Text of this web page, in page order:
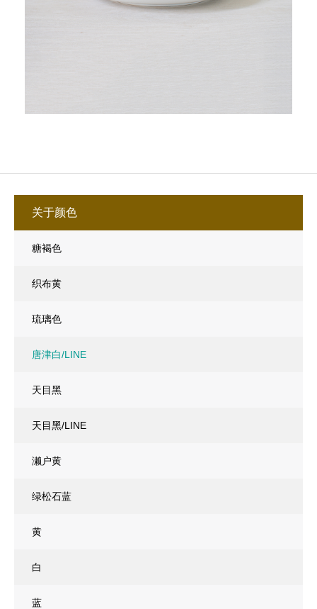
关于颜色
糖褐色
织布黄
琉璃色
唐津白/LINE
天目黑
天目黑/LINE
濑户黄
绿松石蓝
黄
白
蓝